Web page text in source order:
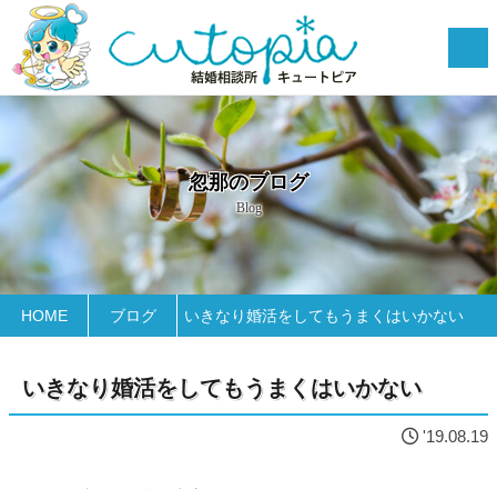
忽那のブログ
Blog
HOME ブログ いきなり婚活をしてもうまくはいかない
いきなり婚活をしてもうまくはいかない
'19.08.19